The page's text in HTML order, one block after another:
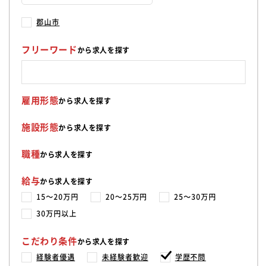
郡山市
フリーワードから求人を探す
雇用形態から求人を探す
施設形態から求人を探す
職種から求人を探す
給与から求人を探す
15〜20万円 20〜25万円 25〜30万円
30万円以上
こだわり条件から求人を探す
経験者優遇 未経験者歓迎 学歴不問